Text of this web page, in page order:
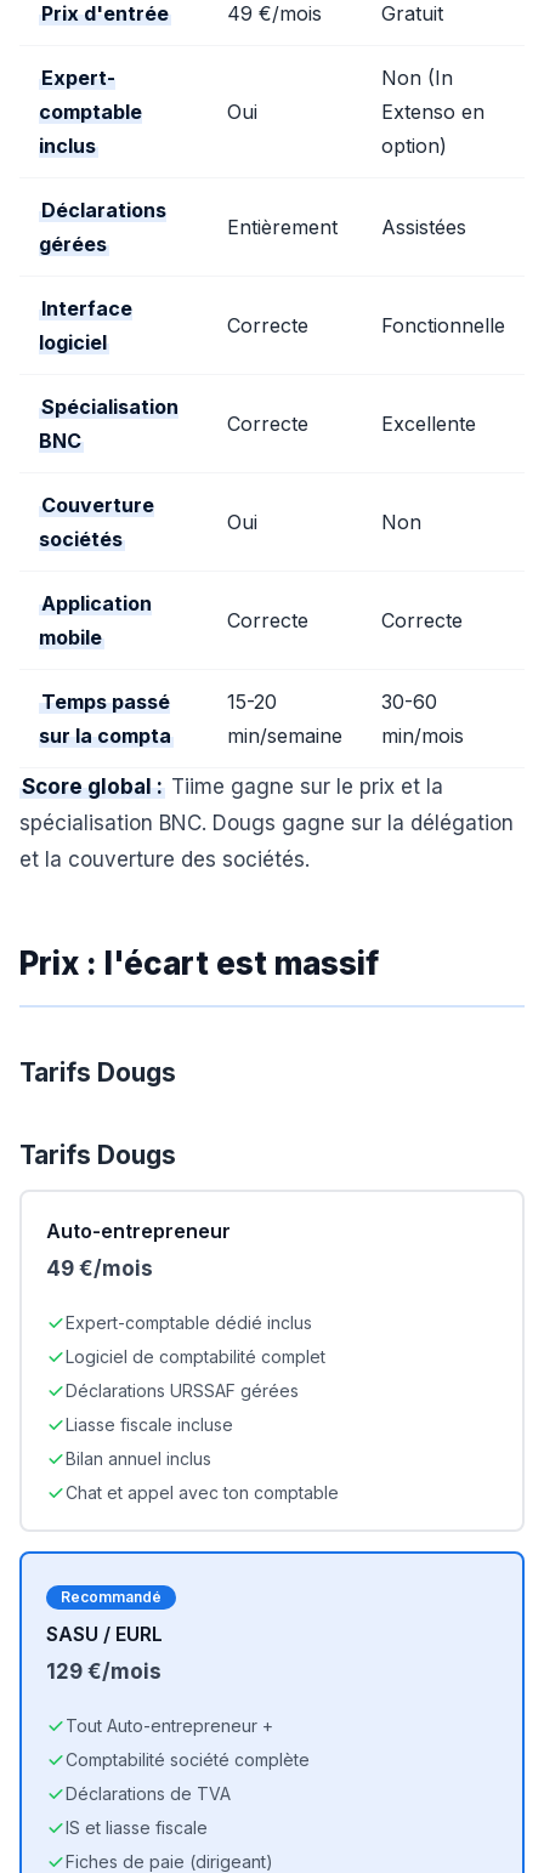
Prix d'entrée 49 €/mois Gratuit
Expert-
comptable
inclus
Oui
Non (In
Extenso en
option)
Déclarations
gérées
Entièrement Assistées
Interface
logiciel
Correcte Fonctionnelle
Spécialisation
BNC
Correcte Excellente
Couverture
sociétés
Oui Non
Application
mobile
Correcte Correcte
Temps passé
sur la compta
15-20
min/semaine
30-60
min/mois
Score global : Tiime gagne sur le prix et la
spécialisation BNC. Dougs gagne sur la délégation
et la couverture des sociétés.
Prix : l'écart est massif
Tarifs Dougs
Tarifs Dougs
Auto-entrepreneur
49 €/mois
Expert-comptable dédié inclus
Logiciel de comptabilité complet
Déclarations URSSAF gérées
Liasse fiscale incluse
Bilan annuel inclus
Chat et appel avec ton comptable
Recommandé
SASU / EURL
129 €/mois
Tout Auto-entrepreneur +
Comptabilité société complète
Déclarations de TVA
IS et liasse fiscale
Fiches de paie (dirigeant)